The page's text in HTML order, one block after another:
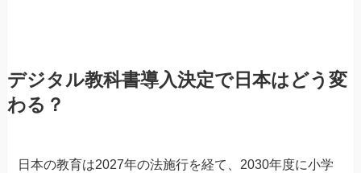
デジタル教科書導入決定で日本はどう変
わる？
日本の教育は2027年の法施行を経て、2030年度に小学